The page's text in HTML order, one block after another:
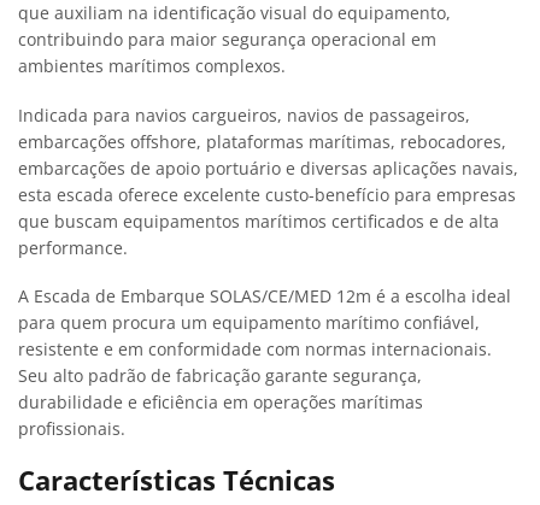
que auxiliam na identificação visual do equipamento,
contribuindo para maior segurança operacional em
ambientes marítimos complexos.
Indicada para navios cargueiros, navios de passageiros,
embarcações offshore, plataformas marítimas, rebocadores,
embarcações de apoio portuário e diversas aplicações navais,
esta escada oferece excelente custo-benefício para empresas
que buscam equipamentos marítimos certificados e de alta
performance.
A Escada de Embarque SOLAS/CE/MED 12m é a escolha ideal
para quem procura um equipamento marítimo confiável,
resistente e em conformidade com normas internacionais.
Seu alto padrão de fabricação garante segurança,
durabilidade e eficiência em operações marítimas
profissionais.
Características Técnicas